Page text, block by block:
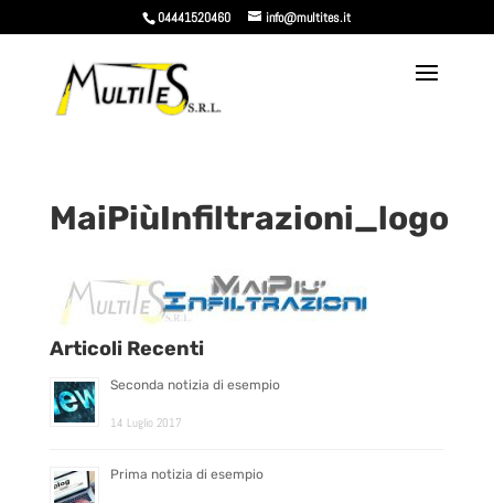
04441520460 info@multites.it
MaiPiùInfiltrazioni_logo
Articoli Recenti
Seconda notizia di esempio
14 Luglio 2017
Prima notizia di esempio